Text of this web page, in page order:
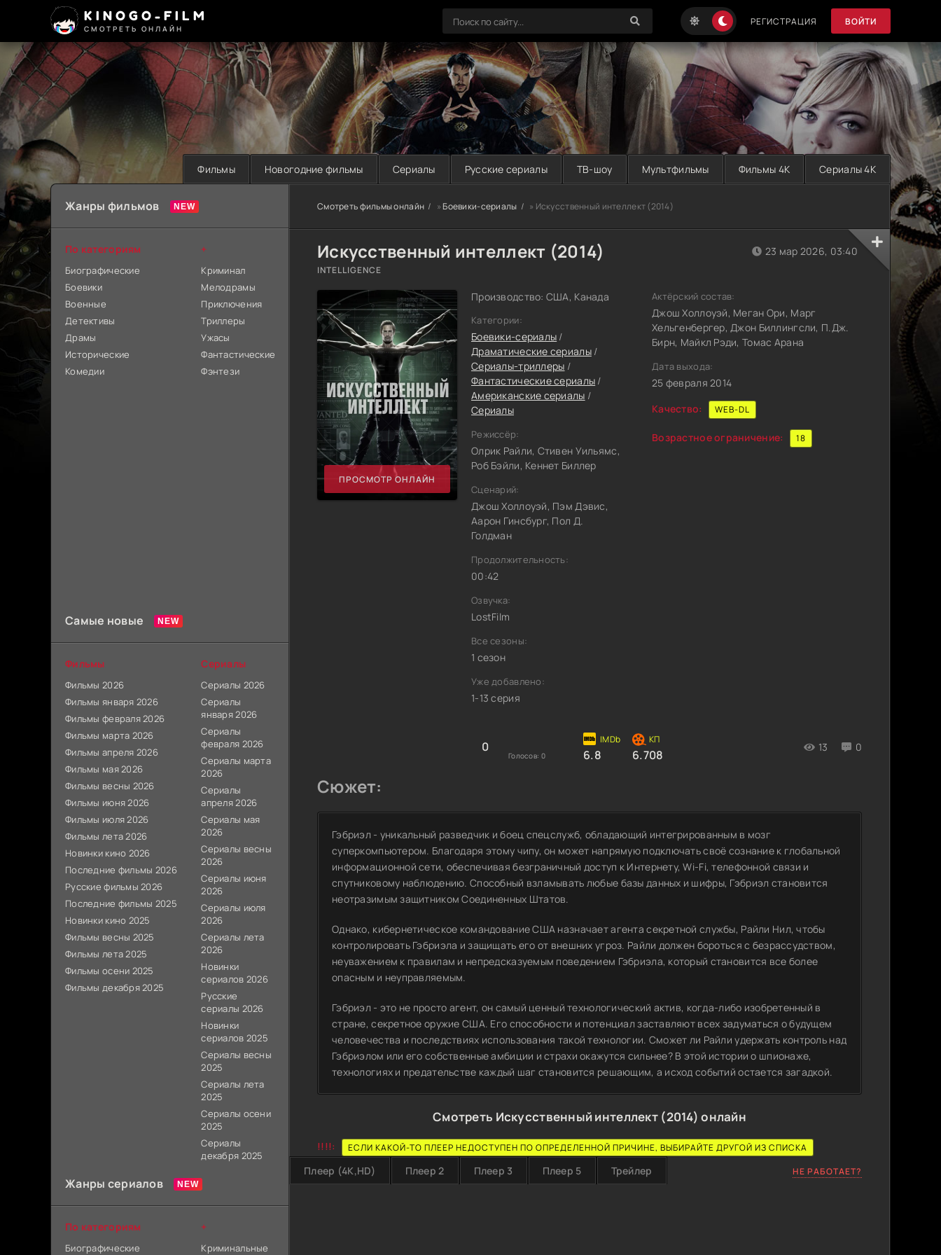
KINOGO-FILM
СМОТРЕТЬ ОНЛАЙН
РЕГИСТРАЦИЯ ВОЙТИ
Фильмы Новогодние фильмы Сериалы Русские сериалы ТВ-шоу Мультфильмы Фильмы 4K Сериалы 4K
Смотреть фильмы онлайн »Боевики-сериалы » Искусственный интеллект (2014)
Искусственный интеллект (2014)
INTELLIGENCE
ПРОСМОТР ОНЛАЙН
Производство: США, Канада
Категории:
Боевики-сериалы /
Драматические сериалы/
Сериалы-триллеры /
Фантастические сериалы /
Американские сериалы /
Сериалы
Режиссёр:
Олрик Райли, Стивен Уильямс,
Роб Бэйли, Кеннет Биллер
Сценарий:
Джош Холлоуэй, Пэм Дэвис,
Аарон Гинсбург, Пол Д.
Голдман
Продолжительность:
00:42
Озвучка:
LostFilm
Все сезоны:
1 сезон
Уже добавлено:
1-13 серия
0
Голосов: 0 6.8 6.708
13 0
23 мар 2026, 03:40
Актёрский состав:
Джош Холлоуэй, Меган Ори, Марг
Хельгенбергер, Джон Биллингсли, П.Дж.
Бирн, Майкл Рэди, Томас Арана
Дата выхода:
25 февраля 2014
Качество:
WEB-DL
Возрастное ограничение: 18
Сюжет:
Гэбриэл - уникальный разведчик и боец спецслужб, обладающий интегрированным в мозг
суперкомпьютером. Благодаря этому чипу, он может напрямую подключать своё сознание к глобальной
информационной сети, обеспечивая безграничный доступ к Интернету, Wi-Fi, телефонной связи и
спутниковому наблюдению. Способный взламывать любые базы данных и шифры, Гэбриэл становится
неотразимым защитником Соединенных Штатов.
Однако, кибернетическое командование США назначает агента секретной службы, Райли Нил, чтобы
контролировать Гэбриэла и защищать его от внешних угроз. Райли должен бороться с безрассудством,
неуважением к правилам и непредсказуемым поведением Гэбриэла, который становится все более
опасным и неуправляемым.
Гэбриэл - это не просто агент, он самый ценный технологический актив, когда-либо изобретенный в
стране, секретное оружие США. Его способности и потенциал заставляют всех задуматься о будущем
человечества и последствиях использования такой технологии. Сможет ли Райли удержать контроль над
Гэбриэлом или его собственные амбиции и страхи окажутся сильнее? В этой истории о шпионаже,
технологиях и предательстве каждый шаг становится решающим, а исход событий остается загадкой.
Смотреть Искусственный интеллект (2014) онлайн
!!!!: ЕСЛИ КАКОЙ-ТО ПЛЕЕР НЕДОСТУПЕН ПО ОПРЕДЕЛЕННОЙ ПРИЧИНЕ, ВЫБИРАЙТЕ ДРУГОЙ ИЗ СПИСКА
Плеер (4K,HD) Плеер 2 Плеер 3 Плеер 5 Трейлер НЕ РАБОТАЕТ?
Жанры фильмов
По категориям
Биографические
Боевики
Военные
Детективы
Драмы
Исторические
Комедии
+
Криминал
Мелодрамы
Приключения
Триллеры
Ужасы
Фантастические
Фэнтези
Самые новые
Фильмы
Фильмы 2026
Фильмы января 2026
Фильмы февраля 2026
Фильмы марта 2026
Фильмы апреля 2026
Фильмы мая 2026
Фильмы весны 2026
Фильмы июня 2026
Фильмы июля 2026
Фильмы лета 2026
Новинки кино 2026
Последние фильмы 2026
Русские фильмы 2026
Последние фильмы 2025
Новинки кино 2025
Фильмы весны 2025
Фильмы лета 2025
Фильмы осени 2025
Фильмы декабря 2025
Сериалы
Сериалы 2026
Сериалы
января 2026
Сериалы
февраля 2026
Сериалы марта
2026
Сериалы
апреля 2026
Сериалы мая
2026
Сериалы весны
2026
Сериалы июня
2026
Сериалы июля
2026
Сериалы лета
2026
Новинки
сериалов 2026
Русские
сериалы 2026
Новинки
сериалов 2025
Сериалы весны
2025
Сериалы лета
2025
Сериалы осени
2025
Сериалы
декабря 2025
Жанры сериалов
По категориям
Биографические
+
Криминальные